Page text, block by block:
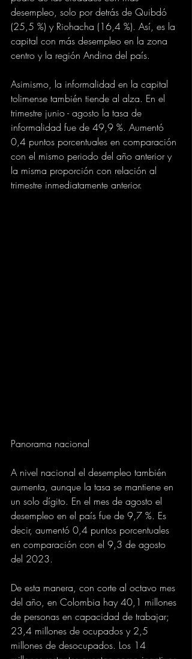
desempleo, solo por detrás de Quibdó
(25,5 %) y Riohacha (16,4 %). Así, es la
capital con más desempleo en la zona
centro y la región Andina del país.
Asimismo, la informalidad en la capital
tolimense también tiende al alza. En el
trimestre junio - agosto la tasa de
informalidad fue de 49,9 %. Aumentó
0,4 puntos porcentuales en comparación
con el mismo periodo del año anterior y
la misma proporción con relación al
trimestre inmediatamente anterior.
Panorama nacional
A nivel nacional el desempleo también
aumenta, aunque la tasa se mantiene en
un solo dígito. En el mes de agosto el
desempleo en el país fue de 9,7 %. Es
decir, aumentó 0,4 puntos porcentuales
en comparación con el 9,3 de agosto
del 2023.
De esta manera, con corte al octavo mes
del año, en Colombia hay 40,1 millones
de personas en capacidad de trabajar;
23,4 millones de ocupados y 2,5
millones de desocupados. Los 14